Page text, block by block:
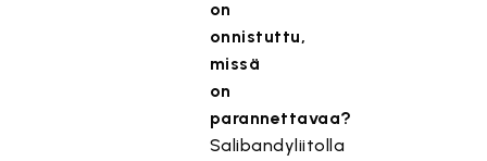
on
onnistuttu,
missä
on
parannettavaa?
Salibandyliitolla